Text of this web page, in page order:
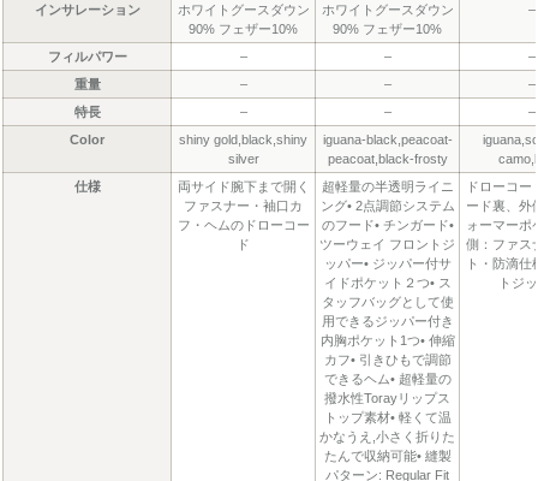
インサレーション
ホワイトグースダウン
90% フェザー10%
ホワイトグースダウン
90% フェザー10%
–
フィルパワー – –
–
重量
– –
–
特長
– –
–
Color
shiny gold,black,shiny
silver
iguana-black,peacoat-
peacoat,black-frosty
仕様
両サイド腕下まで開く
ファスナー・袖口カ
フ・ヘムのドローコー
ド
超軽量の半透明ライニ
ング• 2点調節システム
のフード• チンガード•
ツーウェイ フロントジ
ッパー• ジッパー付サ
イドポケット２つ• ス
タッフバッグとして使
用できるジッパー付き
内胸ポケット1つ• 伸縮
カフ• 引きひもで調節
できるヘム• 超軽量の
撥水性Torayリップス
トップ素材• 軽くて温
かなうえ,小さく折りた
たんで収納可能• 縫製
パターン: Regular Fit
ドローコー
ード裏、外
ォーマーポ
側：ファス
ト・防滴仕
トジ